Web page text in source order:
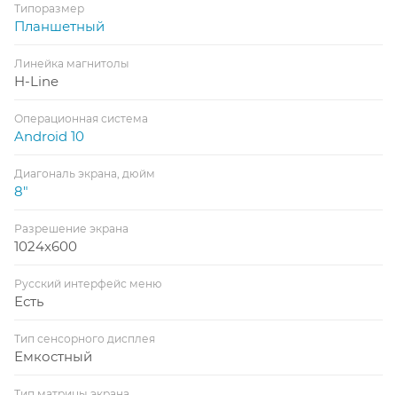
Типоразмер
Планшетный
Линейка магнитолы
H-Line
Операционная система
Android 10
Диагональ экрана, дюйм
8"
Разрешение экрана
1024x600
Русский интерфейс меню
Есть
Тип сенсорного дисплея
Емкостный